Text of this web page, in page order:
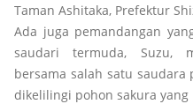
Taman Ashitaka, Prefektur
Ada juga pemandangan
saudari termuda, Suzu,
bersama salah satu saudara
dikelilingi pohon sakura